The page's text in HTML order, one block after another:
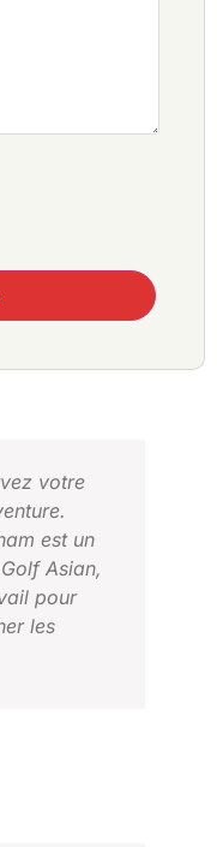
votre
est un
Asian,
pour
les